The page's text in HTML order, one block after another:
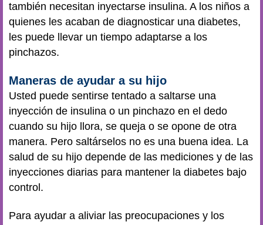
también necesitan inyectarse insulina. A los niños a
quienes les acaban de diagnosticar una diabetes,
les puede llevar un tiempo adaptarse a los
pinchazos.
Maneras de ayudar a su hijo
Usted puede sentirse tentado a saltarse una
inyección de insulina o un pinchazo en el dedo
cuando su hijo llora, se queja o se opone de otra
manera. Pero saltárselos no es una buena idea. La
salud de su hijo depende de las mediciones y de las
inyecciones diarias para mantener la diabetes bajo
control.
Para ayudar a aliviar las preocupaciones y los